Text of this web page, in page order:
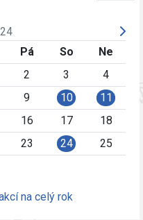
Pá So
Ne
2 3
4
9 10
11
16 17
18
23 24
25
na celý rok